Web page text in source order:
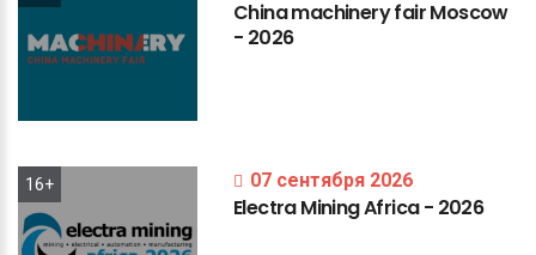
ChinamachineryfairMoscow
- 2026
16+ 07 сентября 2026
ElectraMiningAfrica- 2026